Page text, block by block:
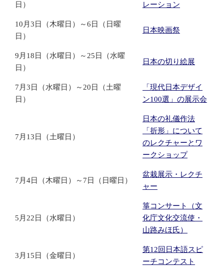
日）
レーション
10月3日（木曜日）～6日（日曜
日）
日本映画祭
9月18日（水曜日）～25日（水曜
日）
日本の切り絵展
7月3日（水曜日）～20日（土曜
日）
「現代日本デザイ
ン100選」の展示会
7月13日（土曜日）
日本の礼儀作法
「折形」について
のレクチャーとワ
ークショップ
7月4日（木曜日）～7日（日曜日）
盆栽展示・レクチ
ャー
5月22日（水曜日）
箏コンサート（文
化庁文化交流使・
山路みほ氏）
3月15日（金曜日）
第12回日本語スピ
ーチコンテスト